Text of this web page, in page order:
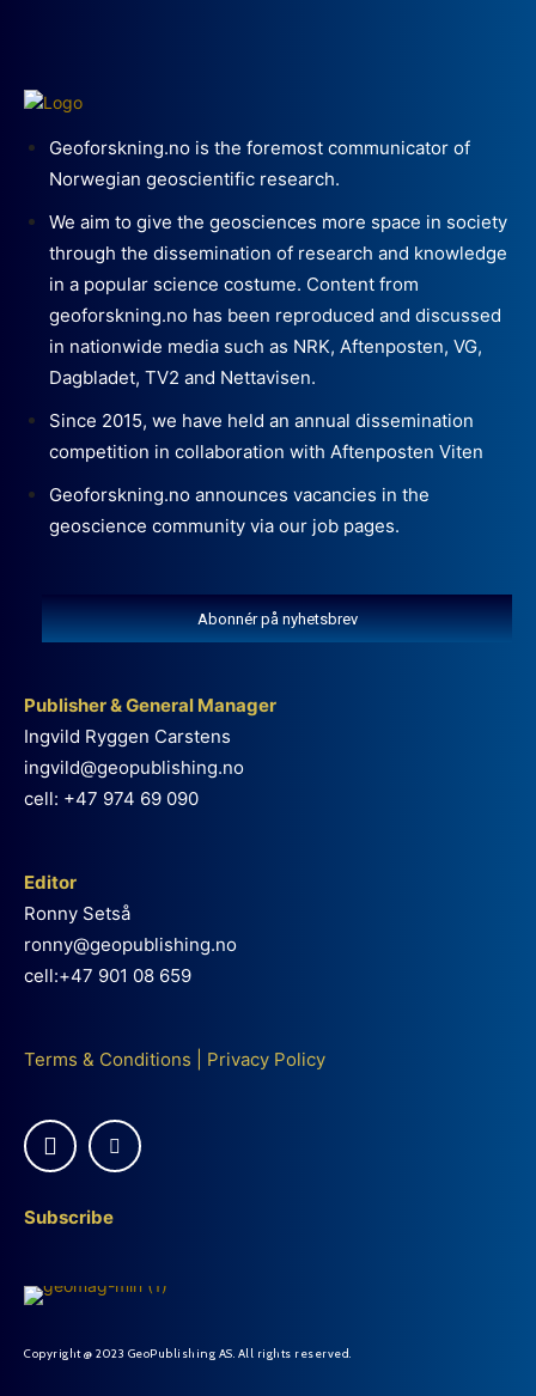
Geoforskning.no is the foremost communicator of
Norwegian geoscientific research.
We aim to give the geosciences more space in society
through the dissemination of research and knowledge
in a popular science costume. Content from
geoforskning.no has been reproduced and discussed
in nationwide media such as NRK, Aftenposten, VG,
Dagbladet, TV2 and Nettavisen.
Since 2015, we have held an annual dissemination
competition in collaboration with Aftenposten Viten
Geoforskning.no announces vacancies in the
geoscience community via our job pages.
Abonnér på nyhetsbrev
Publisher & General Manager
Ingvild Ryggen Carstens
ingvild@geopublishing.no
cell: +47 974 69 090
Editor
Ronny Setså
ronny@geopublishing.no
cell:+47 901 08 659
Terms & Conditions Privacy Policy
Subscribe
Copyright @ 2023 GeoPublishing AS. All rights reserved.